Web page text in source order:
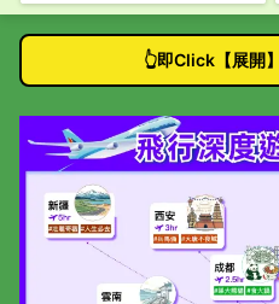
👆即Click【展開